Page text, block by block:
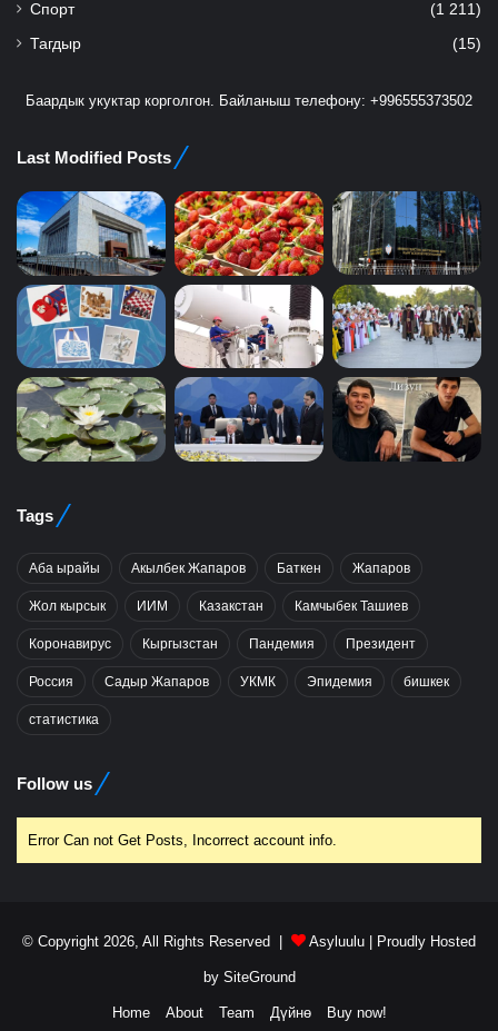
Спорт (1 211)
Тагдыр (15)
Баардык укуктар корголгон. Байланыш телефону: +996555373502
Last Modified Posts
Tags
Аба ырайы Акылбек Жапаров Баткен Жапаров
Жол кырсык ИИМ Казакстан Камчыбек Ташиев
Коронавирус Кыргызстан Пандемия Президент
Россия Садыр Жапаров УКМК Эпидемия бишкек
статистика
Follow us
Error Can not Get Posts, Incorrect account info.
© Copyright 2026, All Rights Reserved | Asyluulu | Proudly Hosted
by SiteGround
Home About Team Дүйнө Buy now!